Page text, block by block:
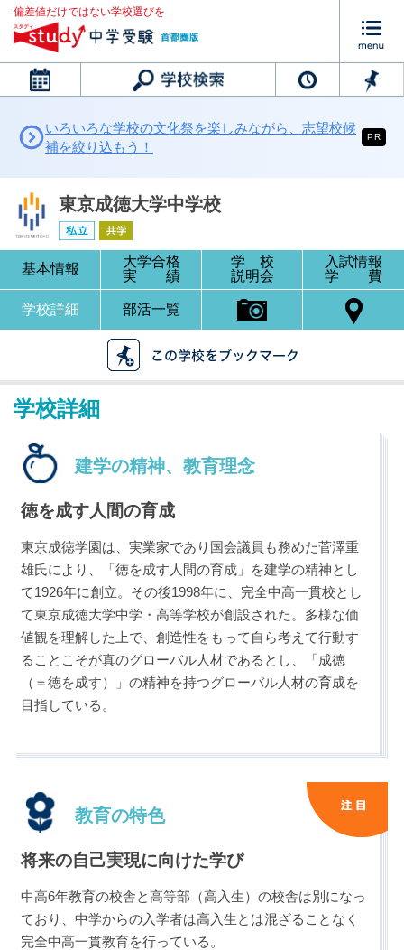
偏差値だけではない学校選びを
カレンダー
東京成徳大学中学校
ブックマークした学校
ブックマークした学校はありません
いろいろな学校の文化祭を楽しみながら、志望校候
補を絞り込もう！
PR
東京成徳大学中学校
基本情報
大学合格
実 績
学 校
説明会
入試情報
学 費
学校詳細 部活一覧
学校詳細
建学の精神、教育理念
徳を成す人間の育成
東京成徳学園は、実業家であり国会議員も務めた菅澤重
雄氏により、「徳を成す人間の育成」を建学の精神とし
て1926年に創立。その後1998年に、完全中高一貫校とし
て東京成徳大学中学・高等学校が創設された。多様な価
値観を理解した上で、創造性をもって自ら考えて行動す
ることこそが真のグローバル人材であるとし、「成徳
（＝徳を成す）」の精神を持つグローバル人材の育成を
目指している。
教育の特色
将来の自己実現に向けた学び
中高6年教育の校舎と高等部（高入生）の校舎は別になっ
ており、中学からの入学者は高入生とは混ざることなく
完全中高一貫教育を行っている。